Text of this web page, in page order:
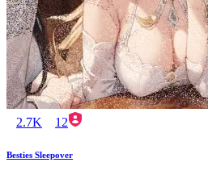
2.7K 12
Besties Sleepover